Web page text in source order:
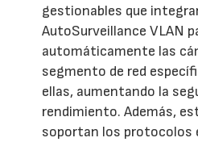
gestionables que
AutoSurveillance VLAN
automáticamente las
segmento de red
ellas, aumentando la
rendimiento. Además,
soportan los protocolos